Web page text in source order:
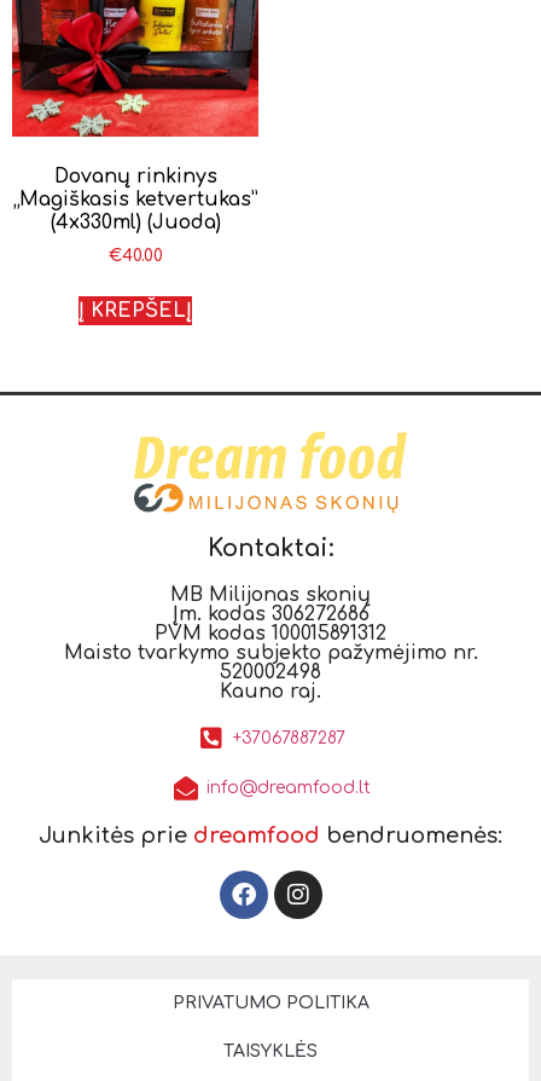
Dovanų rinkinys
„Magiškasis ketvertukas”
(4x330ml) (Juoda)
€40.00
Į KREPŠELĮ
Kontaktai:
MB Milijonas skonių
Įm. kodas 306272686
PVM kodas 100015891312
Maisto tvarkymo subjekto pažymėjimo nr.
520002498
Kauno raj.
+37067887287
info@dreamfood.lt
Junkitės prie dreamfood bendruomenės:
PRIVATUMO POLITIKA
TAISYKLĖS